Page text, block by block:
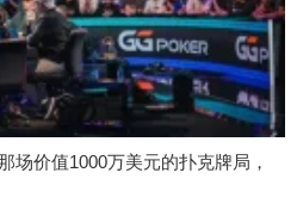
场价值1000万美元的扑克牌局，